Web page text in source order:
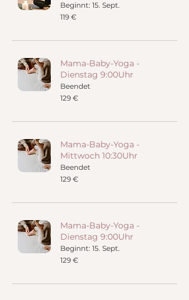
Beginnt: 15. Sept.
119
Euro
119 €
Mama-Baby-Yoga -
Dienstag 9:00Uhr
Beendet
129
Euro
129 €
Mama-Baby-Yoga -
Mittwoch 10:30Uhr
Beendet
129
Euro
129 €
Mama-Baby-Yoga -
Dienstag 9:00Uhr
Beginnt: 15. Sept.
129
Euro
129 €